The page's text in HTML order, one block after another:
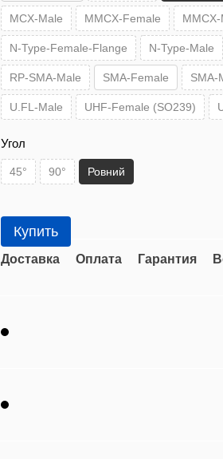
MCX-Male MMCX-Female MMCX-
N-Type-Female-Flange N-Type-Male
RP-SMA-Male SMA-Female SMA-
U.FL-Male UHF-Female (SO239)
Угол
45° 90° Ровний
Купить
Доставка Оплата Гарантия